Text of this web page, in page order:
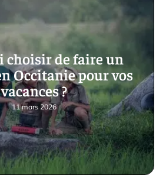
choisir de faire un
Occitanie pour vos
vacances ?
11 mars 2026